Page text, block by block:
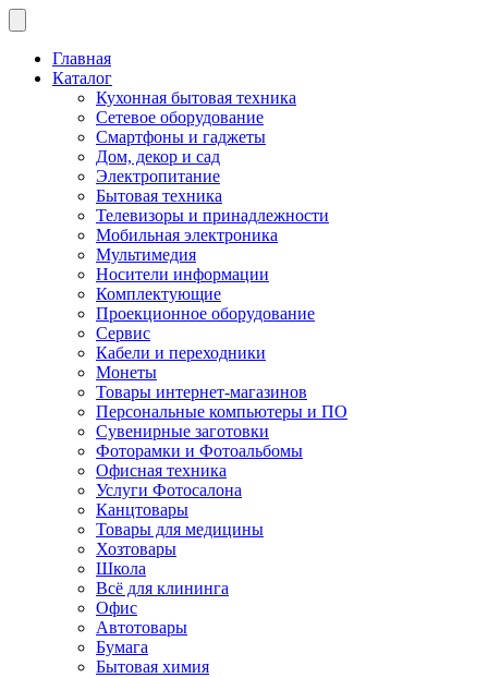
Главная
Каталог
Кухонная бытовая техника
Сетевое оборудование
Смартфоны и гаджеты
Дом, декор и сад
Электропитание
Бытовая техника
Телевизоры и принадлежности
Мобильная электроника
Мультимедия
Носители информации
Комплектующие
Проекционное оборудование
Сервис
Кабели и переходники
Монеты
Товары интернет-магазинов
Персональные компьютеры и ПО
Сувенирные заготовки
Фоторамки и Фотоальбомы
Офисная техника
Услуги Фотосалона
Канцтовары
Товары для медицины
Хозтовары
Школа
Всё для клининга
Офис
Автотовары
Бумага
Бытовая химия